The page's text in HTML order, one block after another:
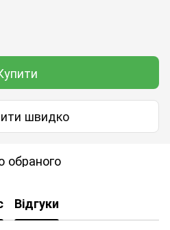
швидко
обраного
Відгуки